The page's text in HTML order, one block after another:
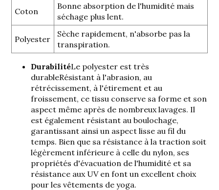
Coton
Bonne absorption de l'humidité mais
séchage plus lent.
Polyester
Sèche rapidement, n'absorbe pas la
transpiration.
DurabilitéLe polyester est très
durableRésistant à l'abrasion, au
rétrécissement, à l'étirement et au
froissement, ce tissu conserve sa forme et son
aspect même après de nombreux lavages. Il
est également résistant au boulochage,
garantissant ainsi un aspect lisse au fil du
temps. Bien que sa résistance à la traction soit
légèrement inférieure à celle du nylon, ses
propriétés d'évacuation de l'humidité et sa
résistance aux UV en font un excellent choix
pour les vêtements de yoga.